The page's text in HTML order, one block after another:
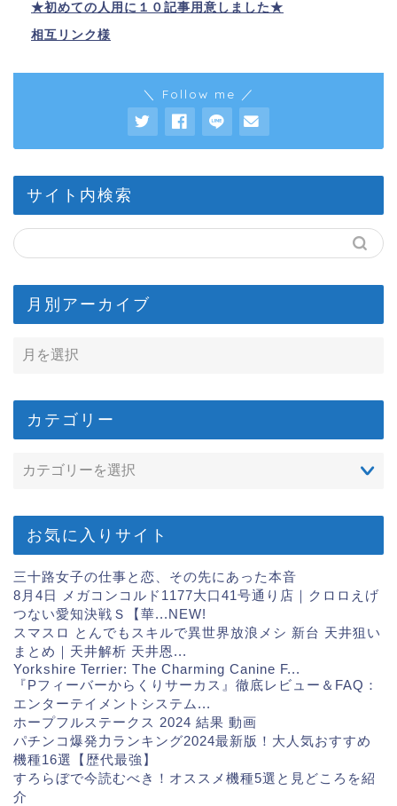
★初めての人用に１０記事用意しました★
相互リンク様
＼ Follow me ／
サイト内検索
月別アーカイブ
カテゴリー
お気に入りサイト
三十路女子の仕事と恋、その先にあった本音
8月4日 メガコンコルド1177大口41号通り店｜クロロえげ
つない愛知決戦Ｓ【華...NEW!
スマスロ とんでもスキルで異世界放浪メシ 新台 天井狙い
まとめ｜天井解析 天井恩...
Yorkshire Terrier: The Charming Canine F...
『Pフィーバーからくりサーカス』徹底レビュー＆FAQ：
エンターテイメントシステム...
ホープフルステークス 2024 結果 動画
パチンコ爆発力ランキング2024最新版！大人気おすすめ
機種16選【歴代最強】
すろらぼで今読むべき！オススメ機種5選と見どころを紹
介